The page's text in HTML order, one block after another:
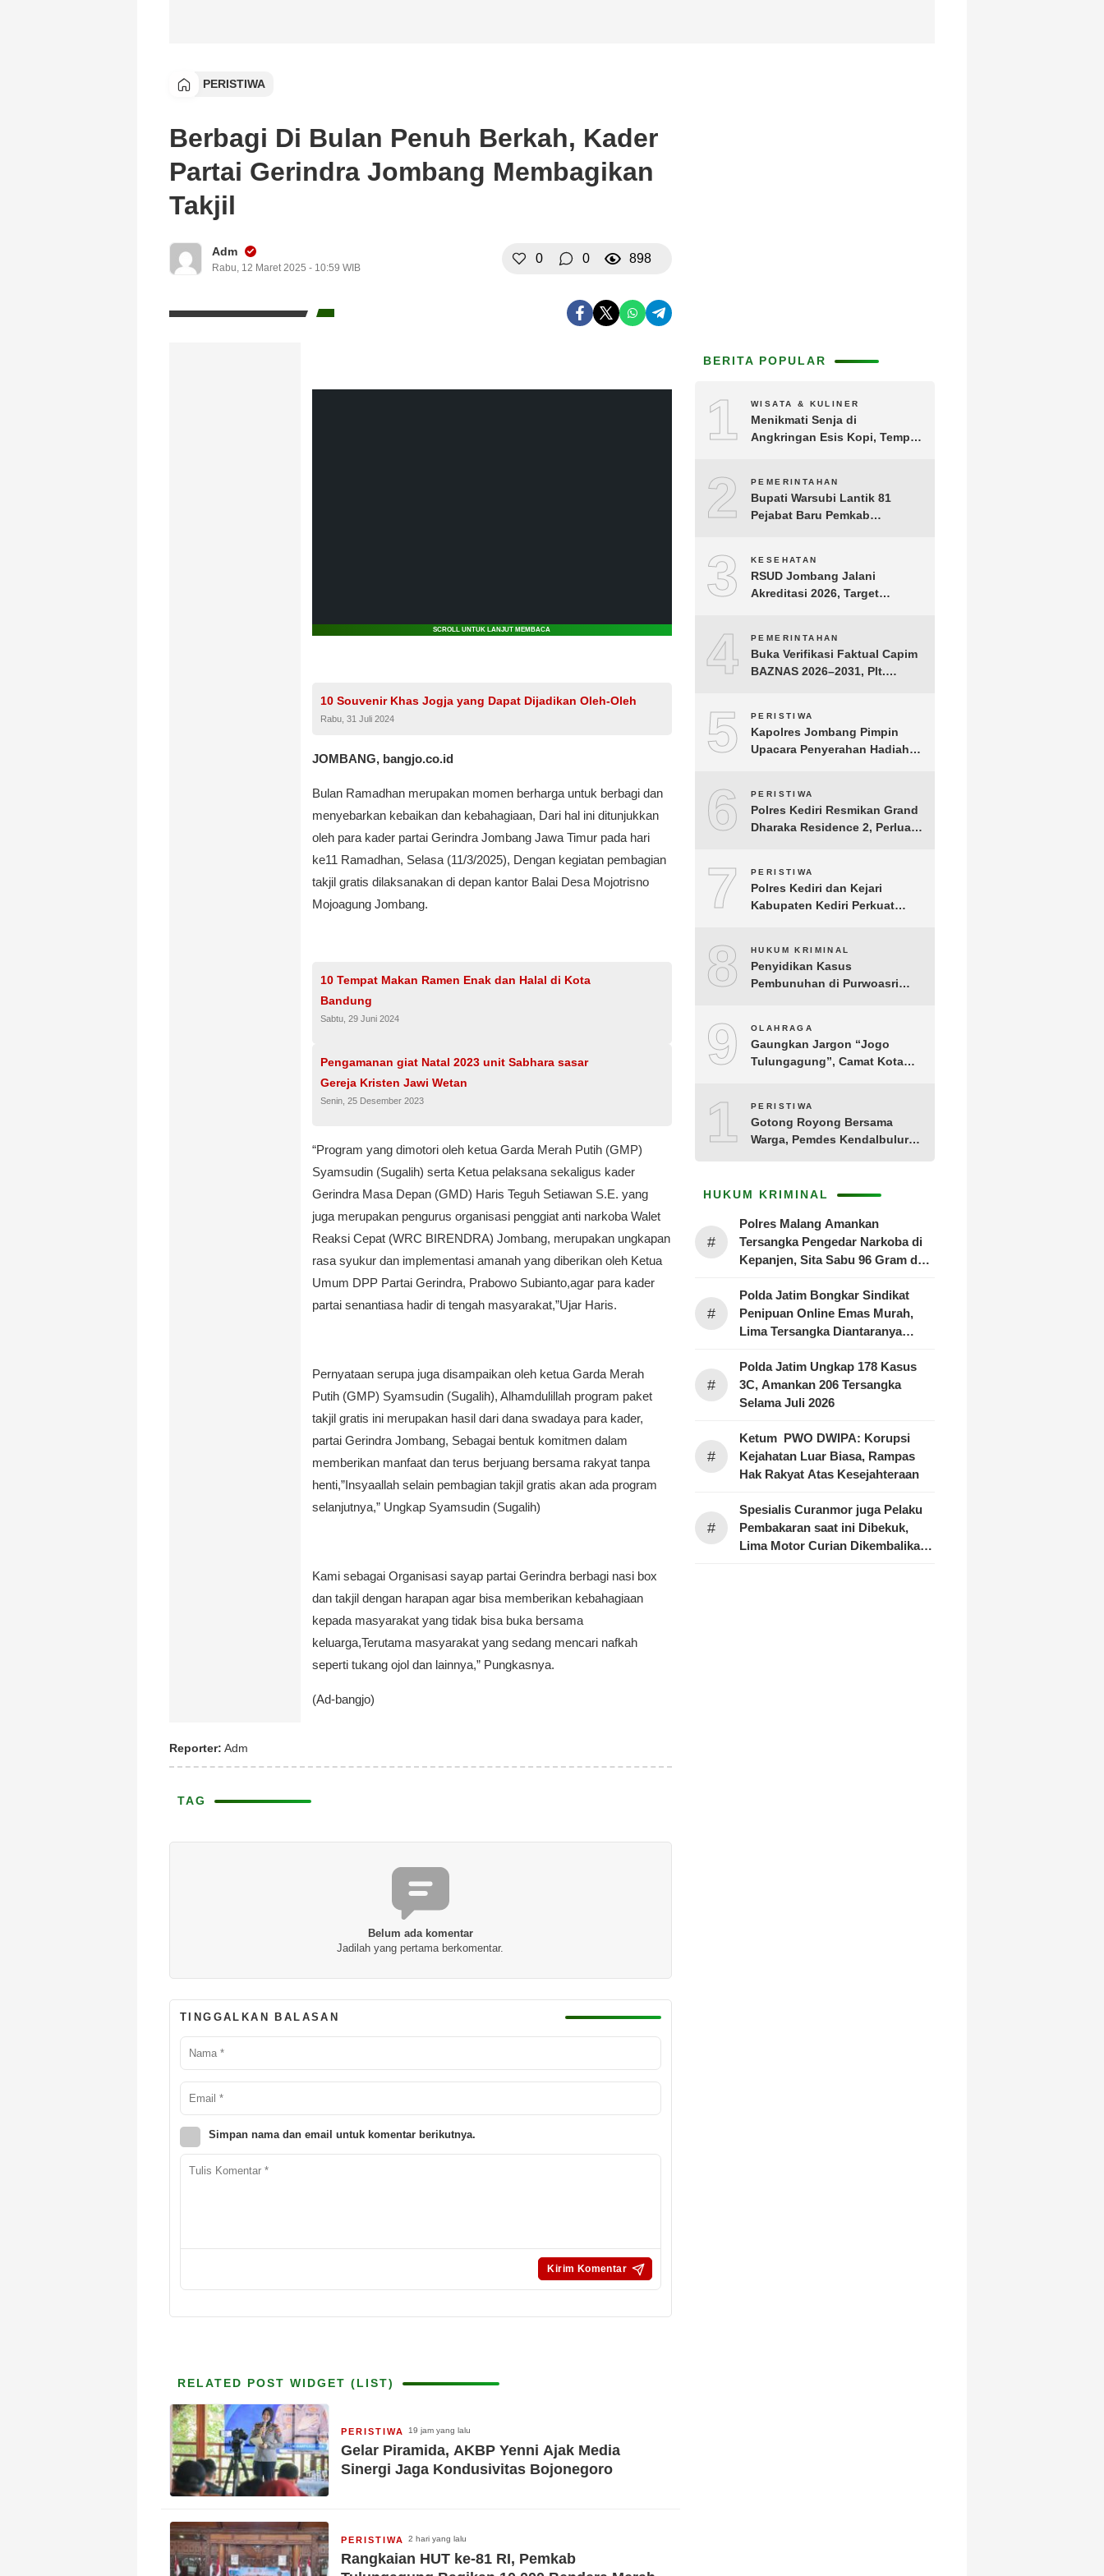
PERISTIWA
Berbagi Di Bulan Penuh Berkah, Kader
Partai Gerindra Jombang Membagikan
Takjil
Adm
Rabu, 12 Maret 2025 - 10:59 WIB
0 0 898
SCROLL UNTUK LANJUT MEMBACA
10 Souvenir Khas Jogja yang Dapat Dijadikan Oleh-Oleh
Rabu, 31 Juli 2024
JOMBANG, bangjo.co.id
Bulan Ramadhan merupakan momen berharga untuk berbagi dan
menyebarkan kebaikan dan kebahagiaan, Dari hal ini ditunjukkan
oleh para kader partai Gerindra Jombang Jawa Timur pada hari
ke11 Ramadhan, Selasa (11/3/2025), Dengan kegiatan pembagian
takjil gratis dilaksanakan di depan kantor Balai Desa Mojotrisno
Mojoagung Jombang.
10 Tempat Makan Ramen Enak dan Halal di Kota
Bandung
Sabtu, 29 Juni 2024
Pengamanan giat Natal 2023 unit Sabhara sasar
Gereja Kristen Jawi Wetan
Senin, 25 Desember 2023
“Program yang dimotori oleh ketua Garda Merah Putih (GMP)
Syamsudin (Sugalih) serta Ketua pelaksana sekaligus kader
Gerindra Masa Depan (GMD) Haris Teguh Setiawan S.E. yang
juga merupakan pengurus organisasi penggiat anti narkoba Walet
Reaksi Cepat (WRC BIRENDRA) Jombang, merupakan ungkapan
rasa syukur dan implementasi amanah yang diberikan oleh Ketua
Umum DPP Partai Gerindra, Prabowo Subianto,agar para kader
partai senantiasa hadir di tengah masyarakat,”Ujar Haris.
Pernyataan serupa juga disampaikan oleh ketua Garda Merah
Putih (GMP) Syamsudin (Sugalih), Alhamdulillah program paket
takjil gratis ini merupakan hasil dari dana swadaya para kader,
partai Gerindra Jombang, Sebagai bentuk komitmen dalam
memberikan manfaat dan terus berjuang bersama rakyat tanpa
henti,”Insyaallah selain pembagian takjil gratis akan ada program
selanjutnya,” Ungkap Syamsudin (Sugalih)
Kami sebagai Organisasi sayap partai Gerindra berbagi nasi box
dan takjil dengan harapan agar bisa memberikan kebahagiaan
kepada masyarakat yang tidak bisa buka bersama
keluarga,Terutama masyarakat yang sedang mencari nafkah
seperti tukang ojol dan lainnya,” Pungkasnya.
(Ad-bangjo)
Reporter: Adm
TAG
Belum ada komentar
Jadilah yang pertama berkomentar.
TINGGALKAN BALASAN
Simpan nama dan email untuk komentar berikutnya.
RELATED POST WIDGET (LIST)
PERISTIWA 19 jam yang lalu
Gelar Piramida, AKBP Yenni Ajak Media
Sinergi Jaga Kondusivitas Bojonegoro
PERISTIWA 2 hari yang lalu
Rangkaian HUT ke-81 RI, Pemkab
BERITA POPULAR
1 WISATA & KULINER
Menikmati Senja di
Angkringan Esis Kopi, Tempat
2 PEMERINTAHAN
Bupati Warsubi Lantik 81
Pejabat Baru Pemkab
3 KESEHATAN
RSUD Jombang Jalani
Akreditasi 2026, Target
Layanan
4 PEMERINTAHAN
Buka Verifikasi Faktual Capim
BAZNAS 2026–2031, Plt.
Transparansi
5 PERISTIWA
Kapolres Jombang Pimpin
Upacara Penyerahan Hadiah
6 PERISTIWA
Polres Kediri Resmikan Grand
Dharaka Residence 2, Perluas
7 PERISTIWA
Polres Kediri dan Kejari
Kabupaten Kediri Perkuat
8 HUKUM KRIMINAL
Penyidikan Kasus
Pembunuhan di Purwoasri
Adegan
9 OLAHRAGA
Gaungkan Jargon “Jogo
Tulungagung”, Camat Kota
Tamanan
10PERISTIWA
Gotong Royong Bersama
Warga, Pemdes Kendalbulur
HUKUM KRIMINAL
#
Polres Malang Amankan
Tersangka Pengedar Narkoba di
Kepanjen, Sita Sabu 96 Gram dan
#
Polda Jatim Bongkar Sindikat
Penipuan Online Emas Murah,
Lima Tersangka Diantaranya
#
Polda Jatim Ungkap 178 Kasus
3C, Amankan 206 Tersangka
Selama Juli 2026
#
Ketum PWO DWIPA: Korupsi
Kejahatan Luar Biasa, Rampas
Hak Rakyat Atas Kesejahteraan
#
Spesialis Curanmor juga Pelaku
Pembakaran saat ini Dibekuk,
Lima Motor Curian Dikembalikan